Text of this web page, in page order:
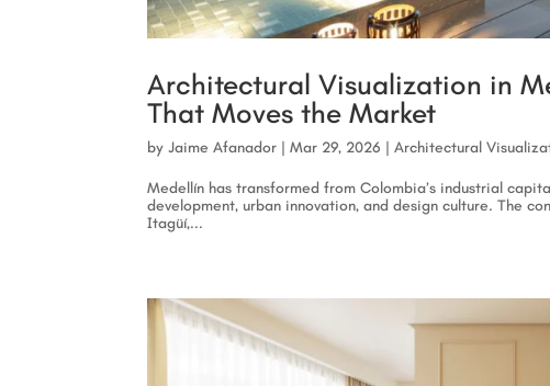
Architectural Visualization in
That Moves the Market
byJaime Afanador |Mar 29, 2026 |Architectural
Medellín has transformed from Colombia’s industrial
development, urban innovation, and design culture. The
Itagüí,...